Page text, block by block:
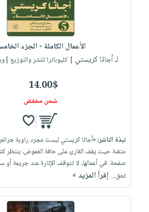
الأعمال الكاملة - الجزء
لـ أجاثا كريستي | كليوباترا للنشر والتوزيع
14.00$
شحن مخفض
نبذة الناشر: «أجاثا كريستي ليست مجرد راوية
متقنة حيث يقف القارئ على حافة الغموض، ينتظر
صفحة. في أعمالها، لا تتوقف الإثارة عند جريمة
تعق... إقرأ المزيد »